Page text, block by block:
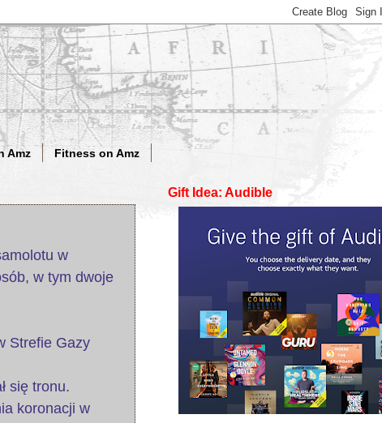
Amz Fitness on Amz
w
w tym dwoje
Strefie Gazy
się tronu.
koronacji w
Gift Idea: Audible